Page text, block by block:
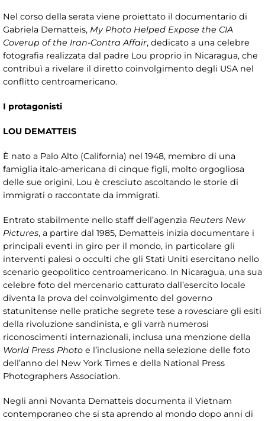
Nel corso della serata viene proiettato il documentario di
Gabriela Dematteis, My Photo Helped Expose the CIA
Coverup of the Iran-Contra Affair, dedicato a una celebre
fotografia realizzata dal padre Lou proprio in Nicaragua, che
contribuì a rivelare il diretto coinvolgimento degli USA nel
conflitto centroamericano.
I protagonisti
LOU DEMATTEIS
È nato a Palo Alto (California) nel 1948, membro di una
famiglia italo-americana di cinque figli, molto orgogliosa
delle sue origini, Lou è cresciuto ascoltando le storie di
immigrati o raccontate da immigrati.
Entrato stabilmente nello staff dell’agenzia Reuters New
Pictures, a partire dal 1985, Dematteis inizia documentare i
principali eventi in giro per il mondo, in particolare gli
interventi palesi o occulti che gli Stati Uniti esercitano nello
scenario geopolitico centroamericano. In Nicaragua, una sua
celebre foto del mercenario catturato dall’esercito locale
diventa la prova del coinvolgimento del governo
statunitense nelle pratiche segrete tese a rovesciare gli esiti
della rivoluzione sandinista, e gli varrà numerosi
riconoscimenti internazionali, inclusa una menzione della
World Press Photo e l’inclusione nella selezione delle foto
dell’anno del New York Times e della National Press
Photographers Association.
Negli anni Novanta Dematteis documenta il Vietnam
contemporaneo che si sta aprendo al mondo dopo anni di